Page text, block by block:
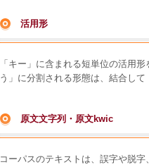
活用形
「キー」に含まれる短単位の活用
う」に分割される形態は、結合し
原文文字列・原文kwic
コーパスのテキストは、誤字や脱